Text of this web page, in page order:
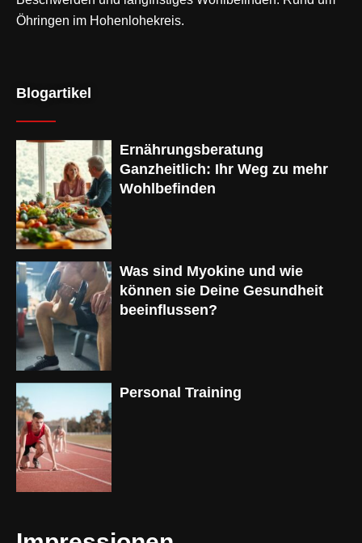
Öhringen im Hohenlohekreis.
Blogartikel
Ernährungsberatung
Ganzheitlich: Ihr Weg zu mehr
Wohlbefinden
Was sind Myokine und wie
können sie Deine Gesundheit
beeinflussen?
Personal Training